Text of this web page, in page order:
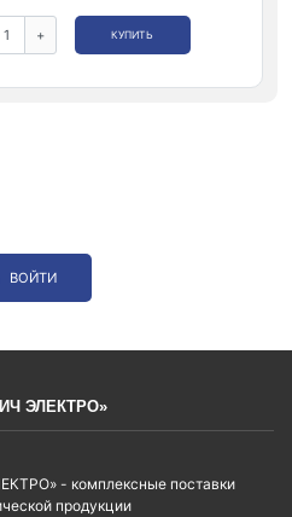
+ КУПИТЬ
ВОЙТИ
ЭЛЕКТРО»
- комплексные поставки
продукции